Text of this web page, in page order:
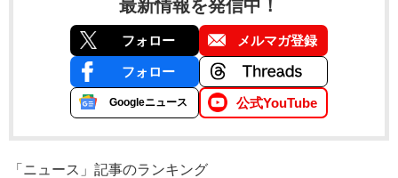
最新情報を発信中！
フォロー メルマガ登録
フォロー
Googleニュース 公式YouTube
「ニュース」記事のランキング